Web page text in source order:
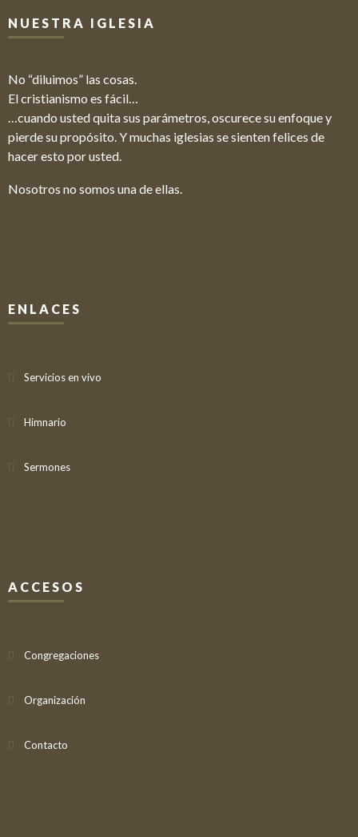
NUESTRA IGLESIA
No “diluimos” las cosas.
El cristianismo es fácil…
…cuando usted quita sus parámetros, oscurece su enfoque y
pierde su propósito. Y muchas iglesias se sienten felices de
hacer esto por usted.
Nosotros no somos una de ellas.
ENLACES
Servicios en vivo
Himnario
Sermones
ACCESOS
Congregaciones
Organización
Contacto